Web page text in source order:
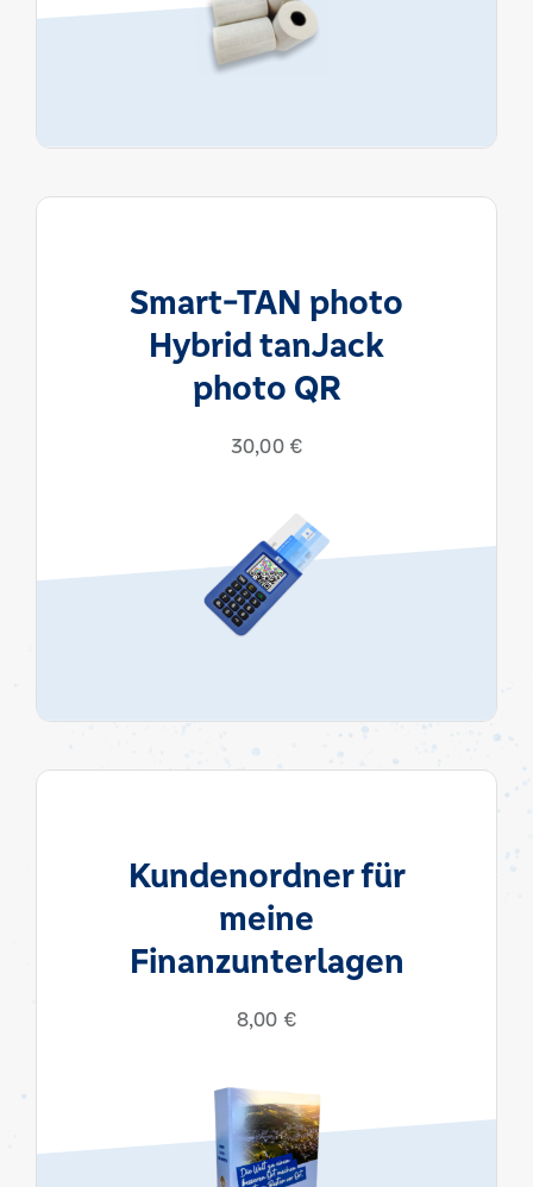
Smart-TAN photo
Hybrid tanJack
photo QR
30,00 €
Kundenordner für
meine
Finanzunterlagen
8,00 €